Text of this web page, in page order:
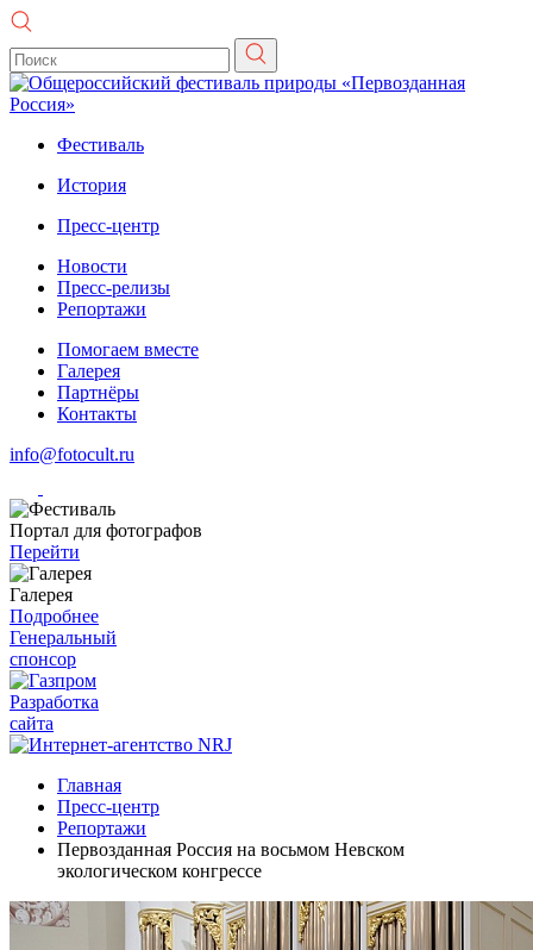
Фестиваль
История
Пресс-центр
Новости
Пресс-релизы
Репортажи
Помогаем вместе
Галерея
Партнёры
Контакты
info@fotocult.ru
Портал для фотографов
Перейти
Галерея
Подробнее
Генеральный
спонсор
Разработка
сайта
Главная
Пресс-центр
Репортажи
Первозданная Россия на восьмом Невском
экологическом конгрессе